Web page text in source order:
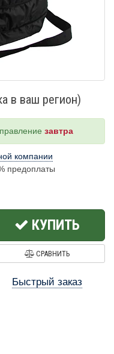
в ваш регион)
завтра
компании
предоплаты
КУПИТЬ
СРАВНИТЬ
Быстрый заказ